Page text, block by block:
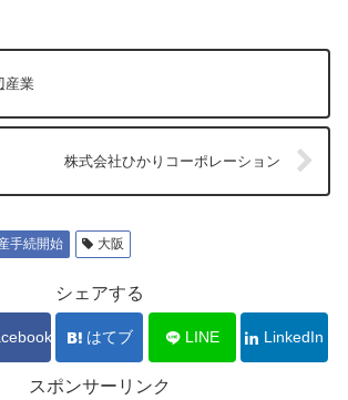
産業
株式会社ひかりコーポレーション
手続開始 大阪
シェアする
はてブ LINE LinkedIn
スポンサーリンク